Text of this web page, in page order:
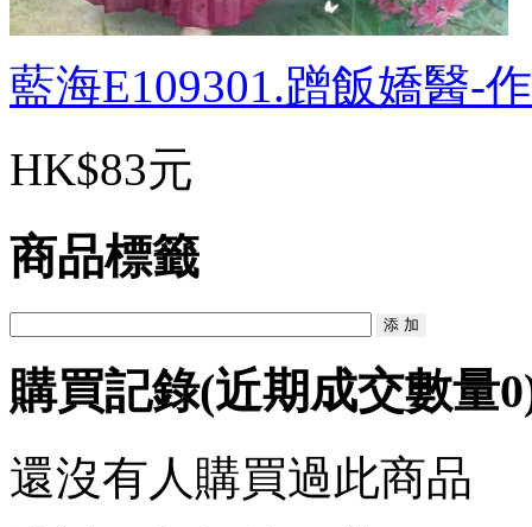
藍海E109301.蹭飯嬌醫-
HK$83元
商品標籤
購買記錄(近期成交數量0
還沒有人購買過此商品